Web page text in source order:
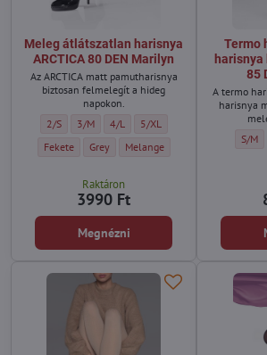
Meleg átlátszatlan harisnya
ARCTICA 80 DEN Marilyn
Az ARCTICA matt pamutharisnya
biztosan felmelegít a hideg
napokon.
Meleg átlátszatlan harisnya ARCTICA 80 DEN
2/S Meleg átlátszatlan harisnya ARCTICA 80
3/M Meleg átlátszatlan harisnya
4/L Meleg átlátszatlan harisnya
5/XL
Meleg átlátszatlan harisnya ARCTICA 80 DEN
Fekete Meleg átlátszatlan harisnya ARCTICA
Grey Meleg átlátszatlan harisnya
Melange
Raktáron
3990 Ft
Megnézni
Termo
harisnya
85
A termo
harisnya
S/M